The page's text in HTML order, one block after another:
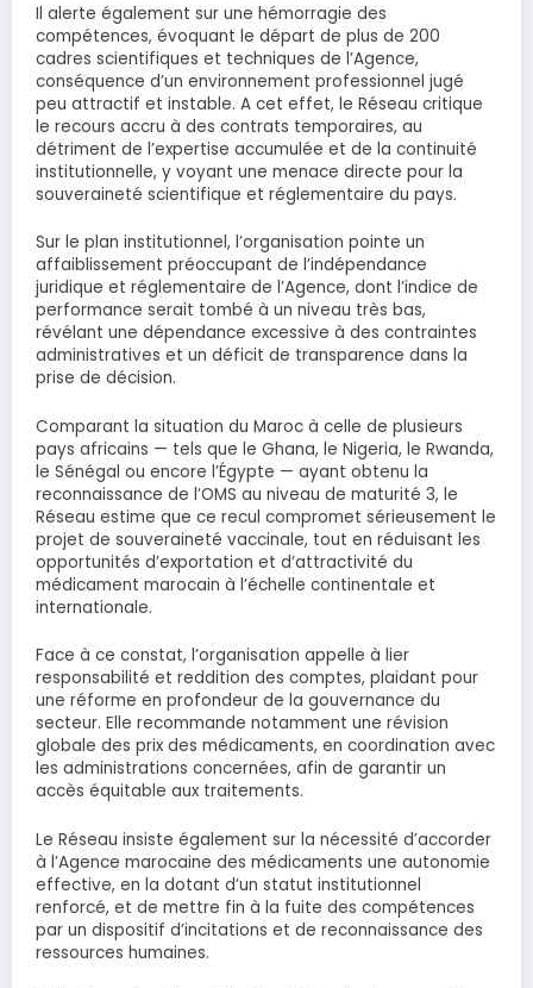
Il alerte également sur une hémorragie des
compétences, évoquant le départ de plus de 200
cadres scientifiques et techniques de l’Agence,
conséquence d’un environnement professionnel jugé
peu attractif et instable. A cet effet, le Réseau critique
le recours accru à des contrats temporaires, au
détriment de l’expertise accumulée et de la continuité
institutionnelle, y voyant une menace directe pour la
souveraineté scientifique et réglementaire du pays.
Sur le plan institutionnel, l’organisation pointe un
affaiblissement préoccupant de l’indépendance
juridique et réglementaire de l’Agence, dont l’indice de
performance serait tombé à un niveau très bas,
révélant une dépendance excessive à des contraintes
administratives et un déficit de transparence dans la
prise de décision.
Comparant la situation du Maroc à celle de plusieurs
pays africains — tels que le Ghana, le Nigeria, le Rwanda,
le Sénégal ou encore l’Égypte — ayant obtenu la
reconnaissance de l’OMS au niveau de maturité 3, le
Réseau estime que ce recul compromet sérieusement le
projet de souveraineté vaccinale, tout en réduisant les
opportunités d’exportation et d’attractivité du
médicament marocain à l’échelle continentale et
internationale.
Face à ce constat, l’organisation appelle à lier
responsabilité et reddition des comptes, plaidant pour
une réforme en profondeur de la gouvernance du
secteur. Elle recommande notamment une révision
globale des prix des médicaments, en coordination avec
les administrations concernées, afin de garantir un
accès équitable aux traitements.
Le Réseau insiste également sur la nécessité d’accorder
à l’Agence marocaine des médicaments une autonomie
effective, en la dotant d’un statut institutionnel
renforcé, et de mettre fin à la fuite des compétences
par un dispositif d’incitations et de reconnaissance des
ressources humaines.